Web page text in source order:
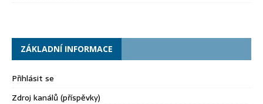
ZÁKLADNÍ INFORMACE
Přihlásit se
Zdroj kanálů (příspěvky)